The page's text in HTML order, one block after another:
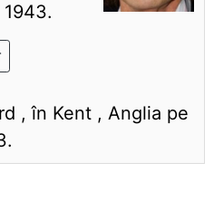
, în Kent , Anglia pe